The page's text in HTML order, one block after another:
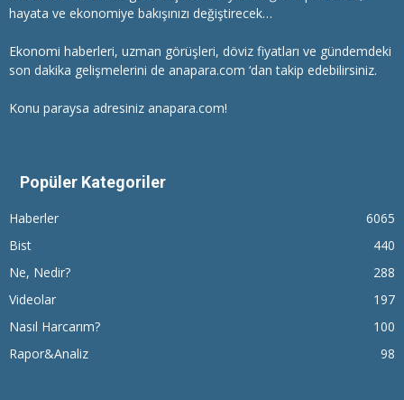
hayata ve ekonomiye bakışınızı değiştirecek…
Ekonomi haberleri, uzman görüşleri, döviz fiyatları ve gündemdeki
son dakika gelişmelerini de anapara.com ‘dan takip edebilirsiniz.
Konu paraysa adresiniz anapara.com!
Popüler Kategoriler
Haberler
6065
Bist
440
Ne, Nedir?
288
Videolar
197
Nasıl Harcarım?
100
Rapor&Analiz
98